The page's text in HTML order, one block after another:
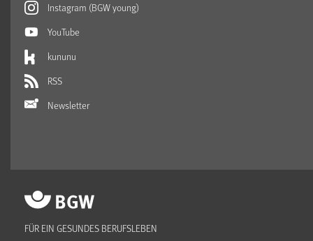
Instagram (BGW young)
YouTube
kununu
RSS
Newsletter
FÜR EIN GESUNDES BERUFSLEBEN